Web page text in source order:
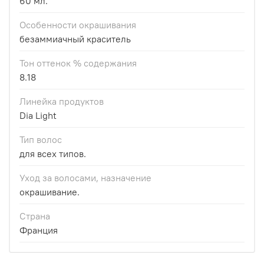
Особенности окрашивания
безаммиачный краситель
Тон оттенок % содержания
8.18
Линейка продуктов
Dia Light
Тип волос
для всех типов.
Уход за волосами, назначение
окрашивание.
Страна
Франция